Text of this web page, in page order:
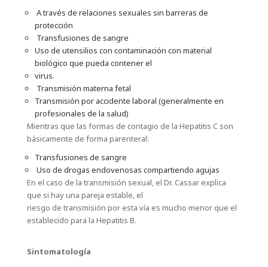
A través de relaciones sexuales sin barreras de
protección
Transfusiones de sangre
Uso de utensilios con contaminación con material
biológico que pueda contener el
virus.
Transmisión materna fetal
Transmisión por accidente laboral (generalmente en
profesionales de la salud)
Mientras que las formas de contagio de la Hepatitis C son
básicamente de forma parenteral:
Transfusiones de sangre
Uso de drogas endovenosas compartiendo agujas
En el caso de la transmisión sexual, el Dr. Cassar explica
que si hay una pareja estable, el
riesgo de transmisión por esta vía es mucho menor que el
establecido para la Hepatitis B.
Sintomatología